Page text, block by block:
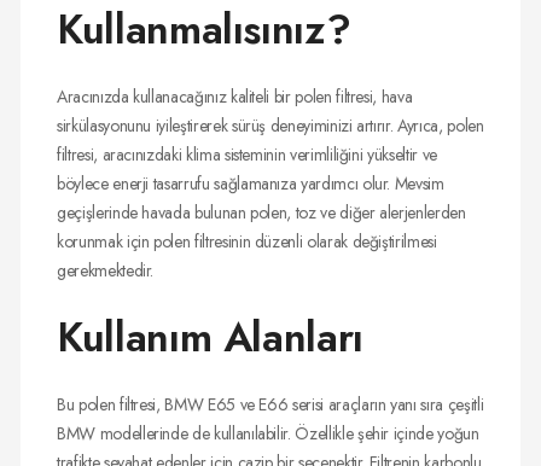
Kullanmalısınız?
Aracınızda kullanacağınız kaliteli bir polen filtresi, hava
sirkülasyonunu iyileştirerek sürüş deneyiminizi artırır. Ayrıca, polen
filtresi, aracınızdaki klima sisteminin verimliliğini yükseltir ve
böylece enerji tasarrufu sağlamanıza yardımcı olur. Mevsim
geçişlerinde havada bulunan polen, toz ve diğer alerjenlerden
korunmak için polen filtresinin düzenli olarak değiştirilmesi
gerekmektedir.
Kullanım Alanları
Bu polen filtresi, BMW E65 ve E66 serisi araçların yanı sıra çeşitli
BMW modellerinde de kullanılabilir. Özellikle şehir içinde yoğun